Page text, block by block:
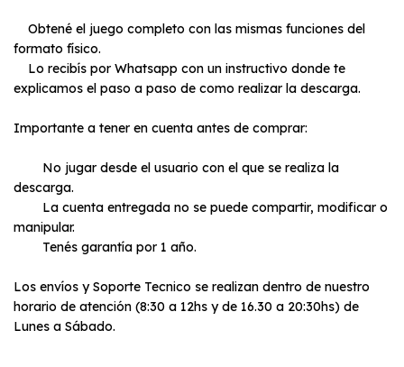
Obtené el juego completo con las mismas funciones del
formato físico.
Lo recibís por Whatsapp con un instructivo donde te
explicamos el paso a paso de como realizar la descarga.
Importante a tener en cuenta antes de comprar:
No jugar desde el usuario con el que se realiza la
descarga.
La cuenta entregada no se puede compartir, modificar o
manipular.
Tenés garantía por 1 año.
Los envíos y Soporte Tecnico se realizan dentro de nuestro
horario de atención (8:30 a 12hs y de 16.30 a 20:30hs) de
Lunes a Sábado.